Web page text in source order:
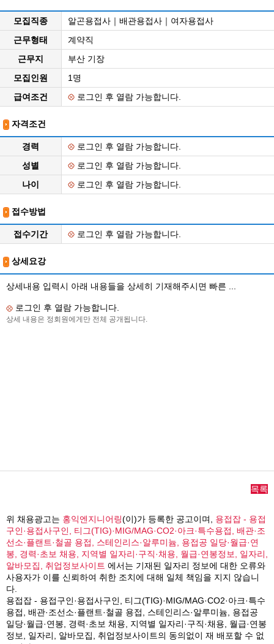
모집직종
알곤용접사｜배관용접사｜여자용접사
근무형태
계약직
근무지
부산 기장
모집인원
1명
급여조건
로그인 후 열람 가능합니다.
자격조건
경력
로그인 후 열람 가능합니다.
성별
로그인 후 열람 가능합니다.
나이
로그인 후 열람 가능합니다.
접수방법
접수기간 로그인 후 열람 가능합니다.
상세요강
상세내용 입력시 아래 내용들을 상세히 기재해주시면 빠른 ...
로그인 후 열람 가능합니다.
상세 내용은 정회원에게만 전체 공개됩니다.
목록
위 채용광고는 홍익엔지니어링(이)가 등록한 공고이며, 용접잡 - 용접
구인·용접사구인, 티그(TIG)·MIG/MAG·CO2·아크·특수용접, 배관·조
선소·플랜트·철골 용접, 스테인리스·알루미늄, 용접공 일당·월급·연
봉, 경력·초보 채용, 지역별 일자리·구직·채용, 월급·연봉정보, 일자리,
알바모집, 취업정보사이트 에서는 기재된 일자리 정보에 대한 오류와
사용자가 이를 신뢰하여 취한 조치에 대해 일체 책임을 지지 않습니
다.
용접잡 - 용접구인·용접사구인, 티그(TIG)·MIG/MAG·CO2·아크·특수
용접, 배관·조선소·플랜트·철골 용접, 스테인리스·알루미늄, 용접공
일당·월급·연봉, 경력·초보 채용, 지역별 일자리·구직·채용, 월급·연봉
정보, 일자리, 알바모집, 취업정보사이트의 동의없이 재 배포할 수 없